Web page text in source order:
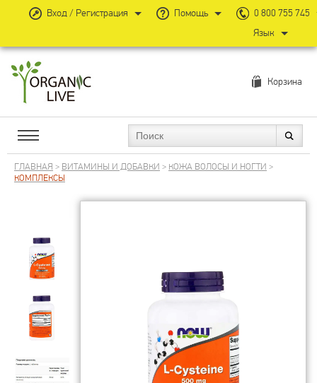
Корзина
ГЛАВНАЯ > ВИТАМИНЫ И ДОБАВКИ > КОЖА ВОЛОСЫ И НОГТИ >
КОМПЛЕКСЫ
Вход / Регистрация Помощь
0 800 755 745
Язык